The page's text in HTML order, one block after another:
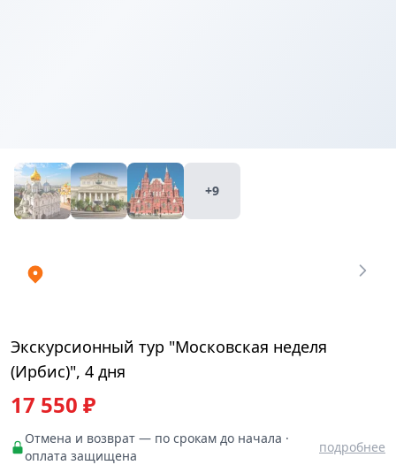
+9
Экскурсионный тур "Московская неделя
(Ирбис)", 4 дня
17 550 ₽
Отмена и возврат — по срокам до начала ·
оплата защищена
подробнее